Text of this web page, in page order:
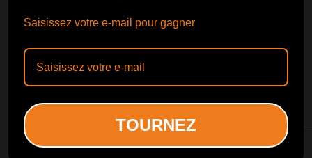
SERVICES D INFORMATION
SERVICES AUX CLIENTS
Saisissez votre e-mail pour gagner
TOURNEZ